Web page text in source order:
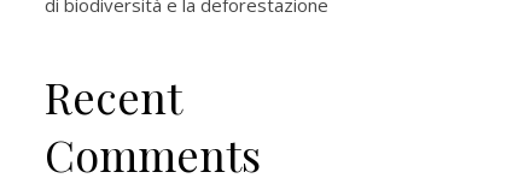
di biodiversità e la deforestazione
Recent
Comments